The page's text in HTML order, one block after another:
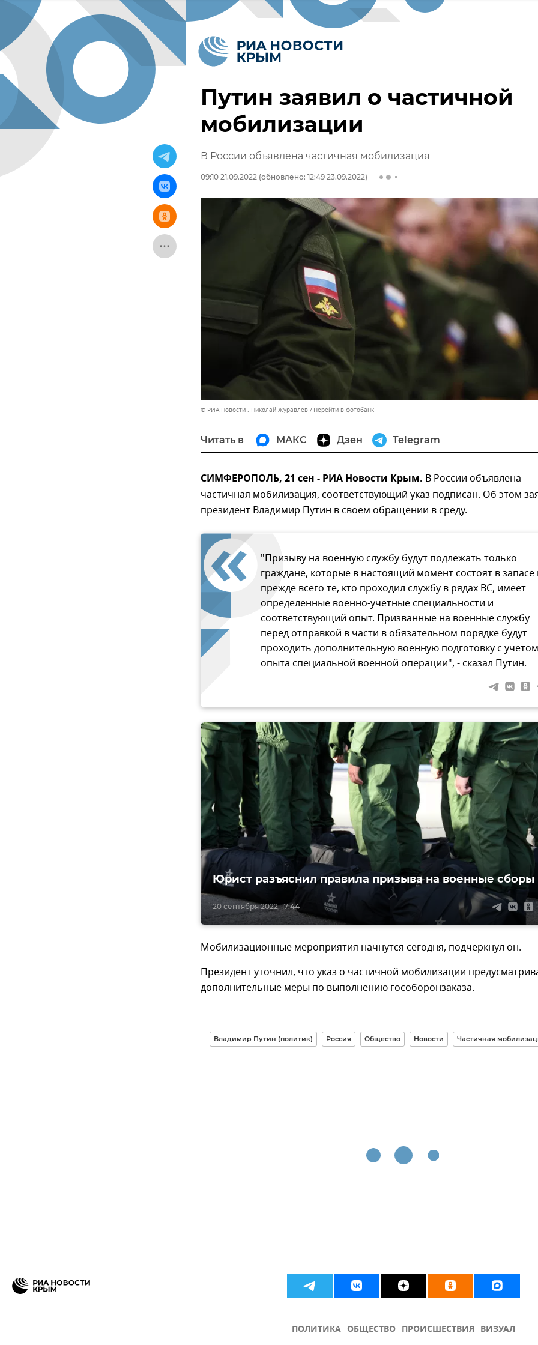
Путин заявил о частичной
мобилизации
В России объявлена частичная мобилизация
09:10 21.09.2022 (обновлено: 12:49 23.09.2022)
© РИА Новости . Николай Журавлев Перейти в фотобанк
Читать в МАКС Дзен Telegram
СИМФЕРОПОЛЬ, 21 сен - РИА Новости Крым. В России объявлена
частичная мобилизация, соответствующий указ подписан. Об этом
президент Владимир Путин в своем обращении в среду.
"Призыву на военную службу будут подлежать только
граждане, которые в настоящий момент состоят в запасе
прежде всего те, кто проходил службу в рядах ВС, имеет
определенные военно-учетные специальности и
соответствующий опыт. Призванные на военные службу
перед отправкой в части в обязательном порядке будут
проходить дополнительную военную подготовку с учетом
опыта специальной военной операции", - сказал Путин.
20 сентября 2022, 17:44
Юрист разъяснил правила призыва на военные сборы
Мобилизационные мероприятия начнутся сегодня, подчеркнул он.
Президент уточнил, что указ о частичной мобилизации
дополнительные меры по выполнению гособоронзаказа.
Владимир Путин (политик) Россия Общество Новости Частичная
ПОЛИТИКА ОБЩЕСТВО ПРОИСШЕСТВИЯ ВИЗУАЛ